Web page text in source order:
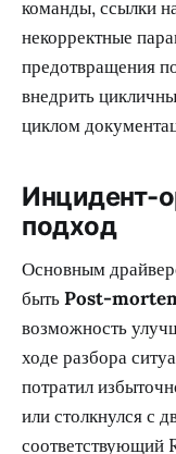
команды, ссылки
некорректные
предотвращения
внедрить
циклом
Инцидент-
подход
Основным
бытьPost-
возможность
ходе разбора
потратил
или столкнулся с
соответствующий